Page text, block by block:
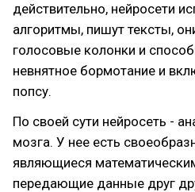
действительно, нейросети
алгоритмы, пишут тексты,
голосовые колонки и
невнятное бормотание и
попсу.
По своей сути нейросеть -
мозга. У нее есть
являющиеся
передающие данные друг